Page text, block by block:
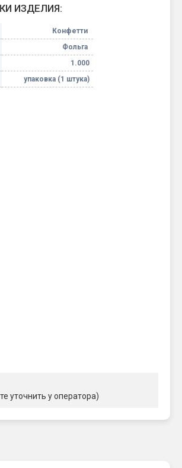
фонарики
для
ИЗДЕЛИЯ:
Конфетти
Фольга
1.000
упаковка (1 штука)
уточнить у оператора)